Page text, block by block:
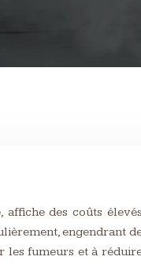
affiche des coûts
engendrant
fumeurs et à